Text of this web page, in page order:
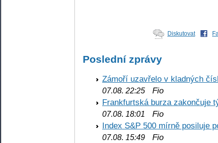
Diskutovat
Poslední zprávy
Zámoří uzavřelo v kladných
07.08. 22:25 Fio
Frankfurtská burza zakončuje
07.08. 18:01
Fio
Index S&P 500 mírně posiluje
07.08. 15:49 Fio